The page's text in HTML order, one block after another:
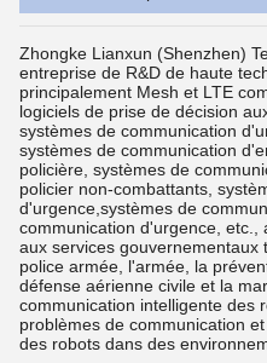
Zhongke Lianxun (Shenzhen)
entreprise de R&D de haute
principalement Mesh et LTE
logiciels de prise de décision
systèmes de communication
systèmes de communication
policière, systèmes de
policier non-combattants,
d'urgence,systèmes de
communication d'urgence,
aux services gouvernementaux
police armée, l'armée, la
défense aérienne civile et la
communication intelligente des
problèmes de communication
des robots dans des